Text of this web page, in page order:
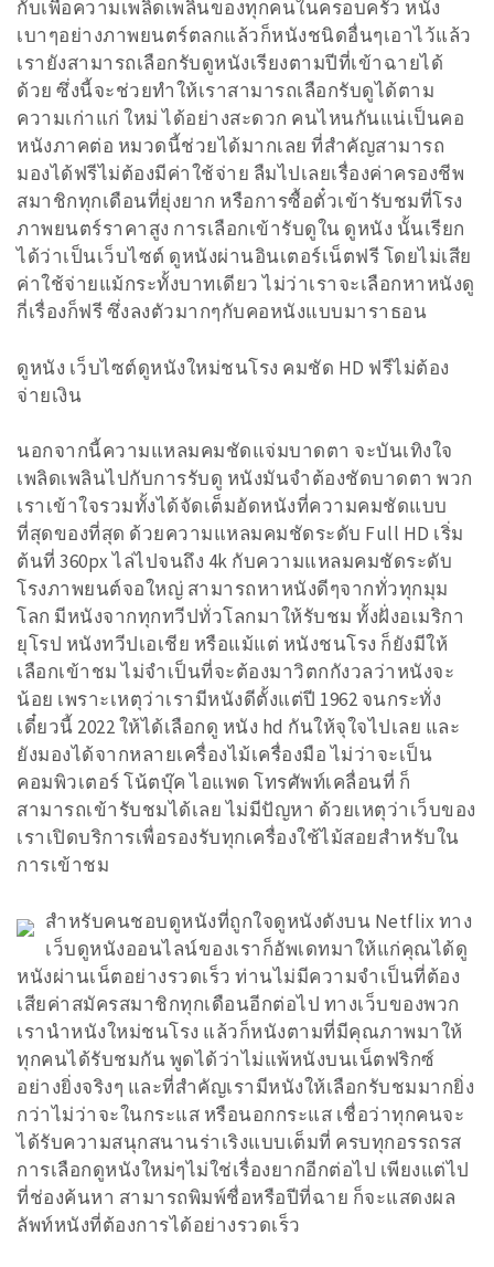
กับเพื่อความเพลิดเพลินของทุกคนในครอบครัว หนัง
เบาๆอย่างภาพยนตร์ตลกแล้วก็หนังชนิดอื่นๆเอาไว้แล้ว
เรายังสามารถเลือกรับดูหนังเรียงตามปีที่เข้าฉายได้
ด้วย ซึ่งนี้จะช่วยทำให้เราสามารถเลือกรับดูได้ตาม
ความเก่าแก่ ใหม่ ได้อย่างสะดวก คนไหนกันแน่เป็นคอ
หนังภาคต่อ หมวดนี้ช่วยได้มากเลย ที่สำคัญสามารถ
มองได้ฟรีไม่ต้องมีค่าใช้จ่าย ลืมไปเลยเรื่องค่าครองชีพ
สมาชิกทุกเดือนที่ยุ่งยาก หรือการซื้อตั๋วเข้ารับชมที่โรง
ภาพยนตร์ราคาสูง การเลือกเข้ารับดูใน ดูหนัง นั้นเรียก
ได้ว่าเป็นเว็บไซต์ ดูหนังผ่านอินเตอร์เน็ตฟรี โดยไม่เสีย
ค่าใช้จ่ายแม้กระทั้งบาทเดียว ไม่ว่าเราจะเลือกหาหนังดู
กี่เรื่องก็ฟรี ซึ่งลงตัวมากๆกับคอหนังแบบมาราธอน
ดูหนัง เว็บไซต์ดูหนังใหม่ชนโรง คมชัด HD ฟรีไม่ต้อง
จ่ายเงิน
นอกจากนี้ความแหลมคมชัดแจ่มบาดตา จะบันเทิงใจ
เพลิดเพลินไปกับการรับดู หนังมันจำต้องชัดบาดตา พวก
เราเข้าใจรวมทั้งได้จัดเต็มอัดหนังที่ความคมชัดแบบ
ที่สุดของที่สุด ด้วยความแหลมคมชัดระดับ Full HD เริ่ม
ต้นที่ 360px ไล่ไปจนถึง 4k กับความแหลมคมชัดระดับ
โรงภาพยนต์จอใหญ่ สามารถหาหนังดีๆจากทั่วทุกมุม
โลก มีหนังจากทุกทวีปทั่วโลกมาให้รับชม ทั้งฝั่งอเมริกา
ยุโรป หนังทวีปเอเชีย หรือแม้แต่ หนังชนโรง ก็ยังมีให้
เลือกเข้าชม ไม่จำเป็นที่จะต้องมาวิตกกังวลว่าหนังจะ
น้อย เพราะเหตุว่าเรามีหนังดีตั้งแต่ปี 1962 จนกระทั่ง
เดี๋ยวนี้ 2022 ให้ได้เลือกดู หนัง hd กันให้จุใจไปเลย และ
ยังมองได้จากหลายเครื่องไม้เครื่องมือ ไม่ว่าจะเป็น
คอมพิวเตอร์ โน้ตบุ๊ค ไอแพด โทรศัพท์เคลื่อนที่ ก็
สามารถเข้ารับชมได้เลย ไม่มีปัญหา ด้วยเหตุว่าเว็บของ
เราเปิดบริการเพื่อรองรับทุกเครื่องใช้ไม้สอยสำหรับใน
การเข้าชม
สำหรับคนชอบดูหนังที่ถูกใจดูหนังดังบน Netflix ทาง
เว็บดูหนังออนไลน์ของเราก็อัพเดทมาให้แก่คุณได้ดู
หนังผ่านเน็ตอย่างรวดเร็ว ท่านไม่มีความจำเป็นที่ต้อง
เสียค่าสมัครสมาชิกทุกเดือนอีกต่อไป ทางเว็บของพวก
เรานำหนังใหม่ชนโรง แล้วก็หนังตามที่มีคุณภาพมาให้
ทุกคนได้รับชมกัน พูดได้ว่าไม่แพ้หนังบนเน็ตฟริกซ์
อย่างยิ่งจริงๆ และที่สำคัญเรามีหนังให้เลือกรับชมมากยิ่ง
กว่าไม่ว่าจะในกระแส หรือนอกกระแส เชื่อว่าทุกคนจะ
ได้รับความสนุกสนานร่าเริงแบบเต็มที่ ครบทุกอรรถรส
การเลือกดูหนังใหม่ๆไม่ใช่เรื่องยากอีกต่อไป เพียงแต่ไป
ที่ช่องค้นหา สามารถพิมพ์ชื่อหรือปีที่ฉาย ก็จะแสดงผล
ลัพท์หนังที่ต้องการได้อย่างรวดเร็ว